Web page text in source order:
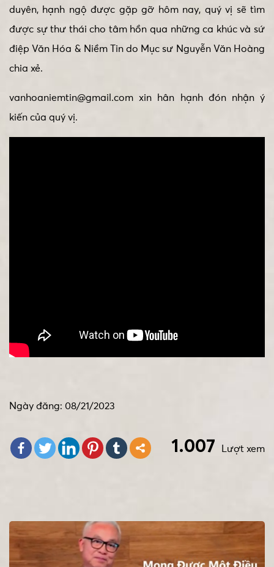
duyên, hạnh ngộ được gặp gỡ hôm nay, quý vị sẽ tìm
được sự thư thái cho tâm hồn qua những ca khúc và sứ
điệp Văn Hóa & Niềm Tin do Mục sư Nguyễn Văn Hoàng
chia xẻ.
vanhoaniemtin@gmail.com xin hân hạnh đón nhận ý
kiến của quý vị.
Ngày đăng: 08/21/2023
Lượt xem
1.007